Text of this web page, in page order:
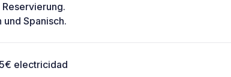
Spanisch.
5€ electricidad